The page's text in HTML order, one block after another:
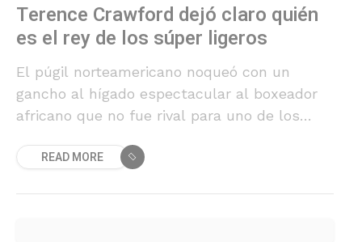
Terence Crawford dejó claro quién
es el rey de los súper ligeros
El púgil norteamericano noqueó con un
gancho al hígado espectacular al boxeador
africano que no fue rival para uno de los
READ MORE